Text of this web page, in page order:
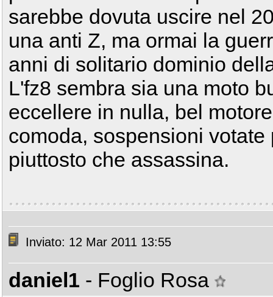
sarebbe dovuta uscire nel
una anti Z, ma ormai la
anni di solitario dominio
L'fz8 sembra sia una moto
eccellere in nulla, bel
comoda, sospensioni
piuttosto che assassina.
Inviato: 12 Mar 2011 13:55
daniel1 - Foglio Rosa